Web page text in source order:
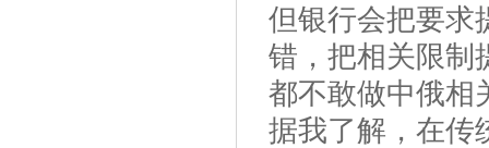
但银行会把要求
错，把相关限制
都不敢做中俄相
据我了解，在传